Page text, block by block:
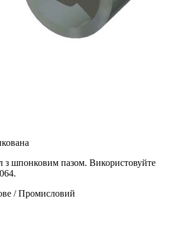
з шпонковим пазом. Використовуйте
/ Промисловий